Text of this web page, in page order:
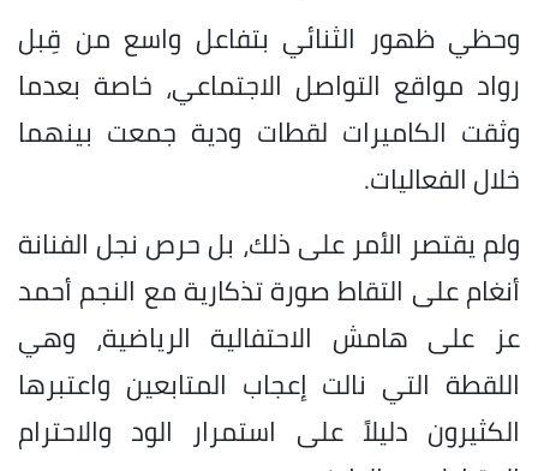
وحظي ظهور الثنائي بتفاعل واسع من قِبل
رواد مواقع التواصل الاجتماعي، خاصة بعدما
وثقت الكاميرات لقطات ودية جمعت بينهما
خلال الفعاليات.
ولم يقتصر الأمر على ذلك، بل حرص نجل الفنانة
أنغام على التقاط صورة تذكارية مع النجم أحمد
عز على هامش الاحتفالية الرياضية، وهي
اللقطة التي نالت إعجاب المتابعين واعتبرها
الكثيرون دليلاً على استمرار الود والاحترام